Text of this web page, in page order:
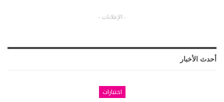
- الإعلانات -
أحدث الأخبار
اختبارات